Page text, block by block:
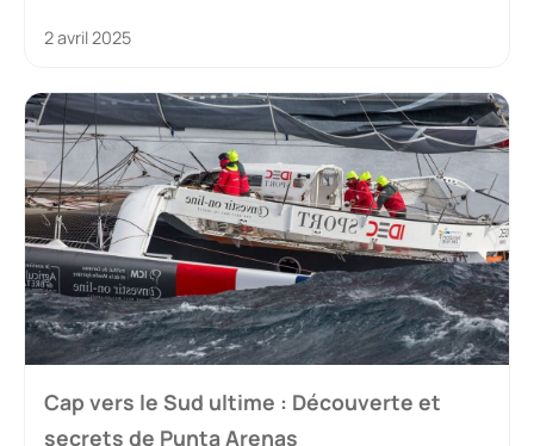
2 avril 2025
Cap vers le Sud ultime : Découverte et
secrets de Punta Arenas